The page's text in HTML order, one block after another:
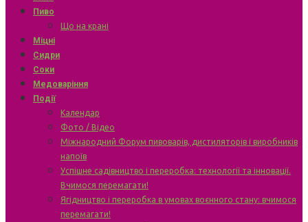
Пиво
Що на крані
Міцні
Сидри
Соки
Медоваріння
Події
Календар
Фото / Відео
Міжнародний Форум пивоварів, дистиляторів і виробників
напоїв
Успішне садівництво і переробка: технології та інновації.
Вчимося перемагати!
Ягідництво і переробка в умовах воєнного стану: вчимося
перемагати!